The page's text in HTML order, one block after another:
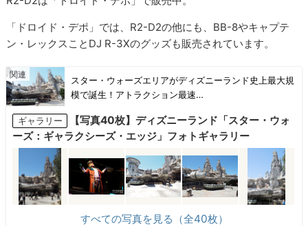
「ドロイド・デポ」では、R2-D2の他にも、BB-8やキャプテ
ン・レックスことDJ R-3Xのグッズも販売されています。
スター・ウォーズエリアがディズニーランド史上最大規
模で誕生！アトラクション最速…
ギャラリー
【写真40枚】ディズニーランド「スター・ウォ
ーズ：ギャラクシーズ・エッジ」フォトギャラリー
すべての写真を見る（全40枚）